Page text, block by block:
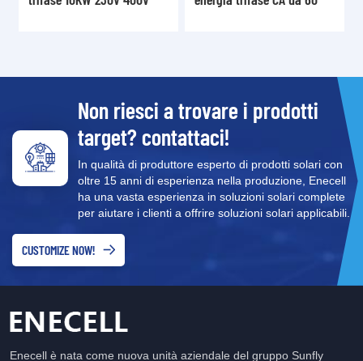
Non riesci a trovare i prodotti
target? contattaci!
In qualità di produttore esperto di prodotti solari con
oltre 15 anni di esperienza nella produzione, Enecell
ha una vasta esperienza in soluzioni solari complete
per aiutare i clienti a offrire soluzioni solari applicabili.
CUSTOMIZE NOW!
Enecell è nata come nuova unità aziendale del gruppo Sunfly